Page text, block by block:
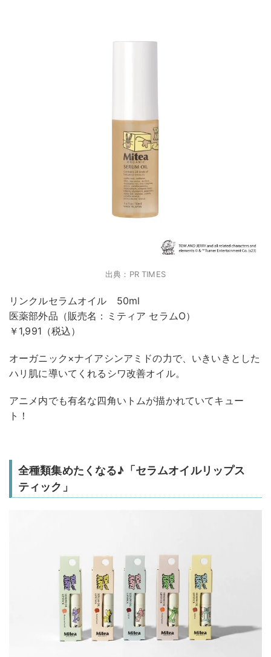
出典：PR TIMES
リンクルセラムオイル 50ml
医薬部外品（販売名：ミティア セラムO）
￥1,991（税込）
オーガニック×ナイアシンアミドの力で、いきいきとした
ハリ肌に導いてくれるシワ改善オイル。
アニメ内でも有名な四角いトムが描かれていてキュー
ト！
全種類集めたくなる♪「セラムオイルリップス
ティック」